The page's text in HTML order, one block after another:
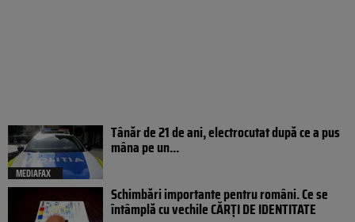
MEDIAFAX
Tânăr de 21 de ani, electrocutat după ce a pus
mâna pe un...
Schimbări importante pentru români. Ce se
întâmplă cu vechile CĂRȚI DE IDENTITATE